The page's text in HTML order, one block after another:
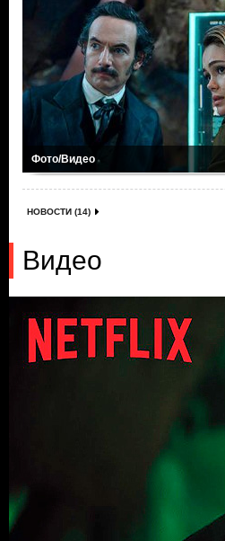
Фото/Видео
НОВОСТИ (14)
Видео